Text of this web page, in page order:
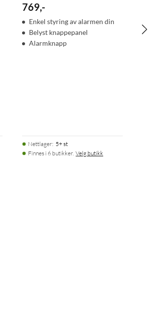
769,-
Enkel styring av alarmen din
Belyst knappepanel
Alarmknapp
Nettlager: 5+ st
Finnes i 6 butikker. Velg butikk